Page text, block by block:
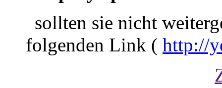
sollten sie nicht
folgenden Link ( http://